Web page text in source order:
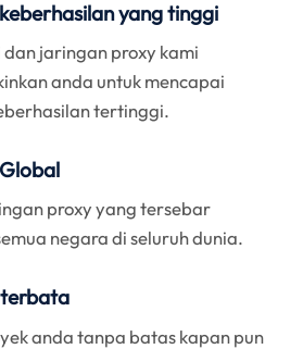
yang tinggi
dan jaringan proxy kami
anda untuk mencapai
tertinggi.
proxy yang tersebar
negara di seluruh dunia.
anda tanpa batas kapan pun